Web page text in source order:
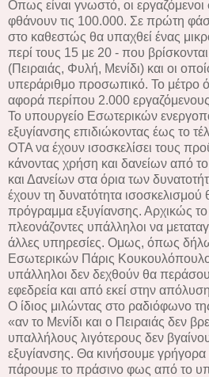
Οπως είναι γνωστό, οι εργαζόμενοι
φθάνουν τις 100.000. Σε πρώτη
στο καθεστώς θα υπαχθεί ένας
περί τους 15 με 20 - που
(Πειραιάς, Φυλή, Μενίδι) και οι
υπεράριθμο προσωπικό. Το μέτρο
αφορά περίπου 2.000
Το υπουργείο Εσωτερικών
εξυγίανσης επιδιώκοντας έως το
ΟΤΑ να έχουν ισοσκελίσει τους
κάνοντας χρήση και δανείων από
και Δανείων στα όρια των
έχουν τη δυνατότητα
πρόγραμμα εξυγίανσης. Αρχικώς το
πλεονάζοντες υπάλληλοι να
άλλες υπηρεσίες. Ομως, όπως
Εσωτερικών Πάρις
υπάλληλοι δεν δεχθούν θα
εφεδρεία και από εκεί στην
Ο ίδιος μιλώντας στο ραδιόφωνο
«αν το Μενίδι και ο Πειραιάς δεν
υπαλλήλους λιγότερους δεν
εξυγίανσης. Θα κινήσουμε γρήγορα
πάρουμε το πράσινο φως από το